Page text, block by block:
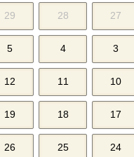
27
28
29
3
4
5
10
11
12
17
18
19
24
25
26